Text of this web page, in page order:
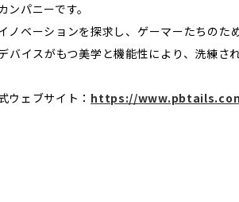
ンパニーです。
ノベーションを探求し、ゲーマーたちの
バイスがもつ美学と機能性により、洗練さ
ウェブサイト： https://